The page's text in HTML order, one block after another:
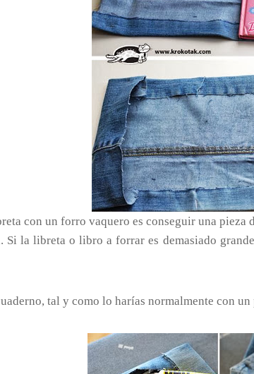
con un forro vaquero es conseguir una
Si la libreta o libro a forrar es demasiado
tal y como lo harías normalmente con